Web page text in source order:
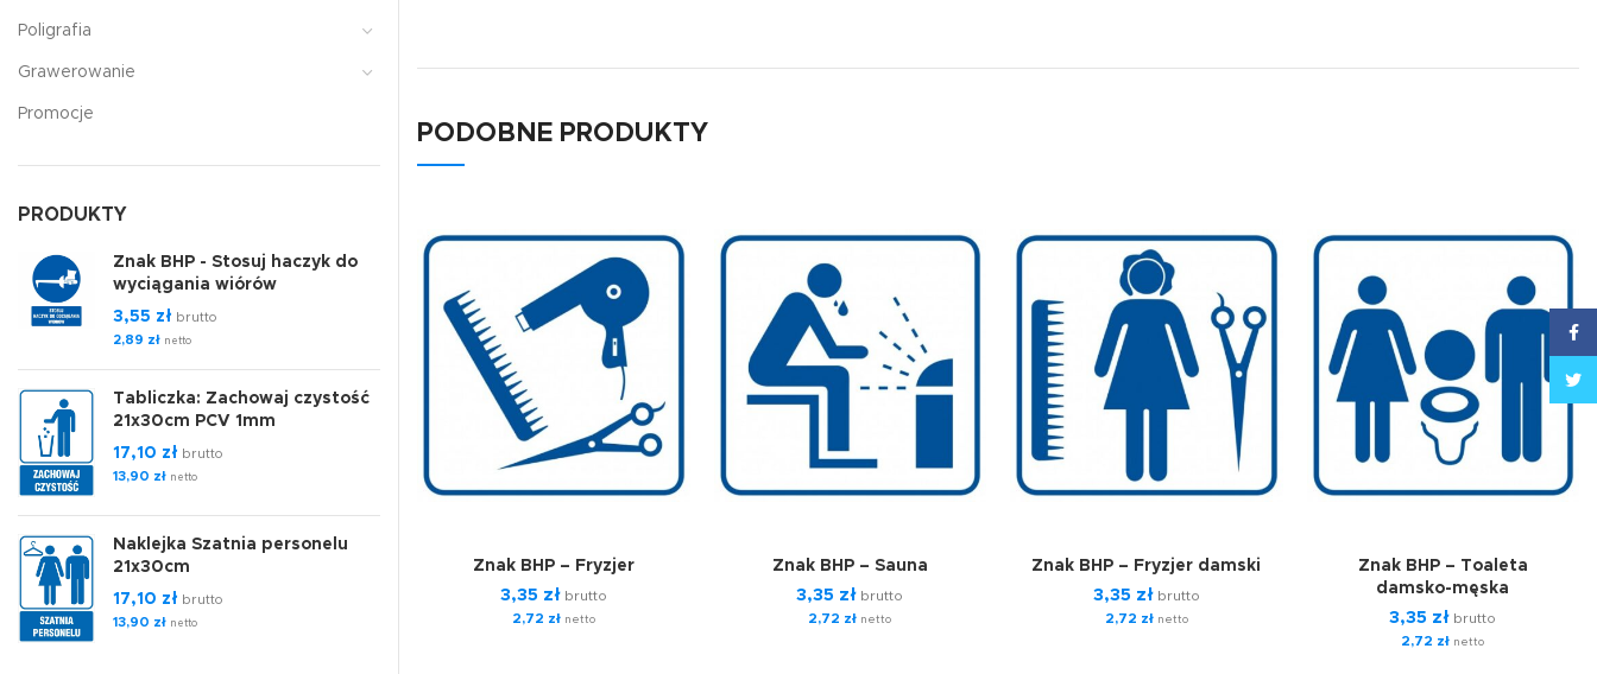
PODOBNE PRODUKTY
Znak BHP – Fryzjer
3,35 złbrutto
2,72 złnetto
Znak BHP – Sauna
3,35 zł brutto
2,72 zł netto
Znak BHP – Fryzjer damski
3,35 złbrutto
2,72 złnetto
Znak BHP – Toaleta
damsko-męska
3,35 zł brutto
2,72 zł netto
Poligrafia
Grawerowanie
Promocje
PRODUKTY
Znak BHP - Stosuj haczyk do
wyciągania wiórów
3,55 zł brutto
2,89 zł netto
Tabliczka: Zachowaj czystość
21x30cm PCV 1mm
17,10 zł brutto
13,90 zł netto
Naklejka Szatnia personelu
21x30cm
17,10 zł brutto
13,90 zł netto